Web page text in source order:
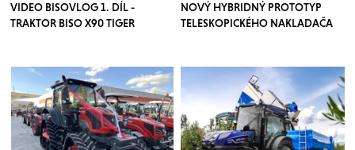
VIDEO BISOVLOG 1. DÍL -
TRAKTOR BISO X90 TIGER
NOVÝ HYBRIDNÝ PROTOTYP
TELESKOPICKÉHO NAKLADAČA